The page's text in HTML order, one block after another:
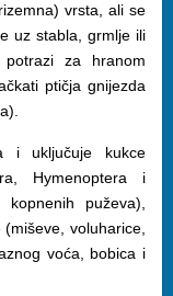
vrsta, ali se
uz stabla, grmlje ili
za hranom
ptičja gnijezda
i uključuje kukce
Hymenoptera i
puževa),
voluharice,
voća, bobica i